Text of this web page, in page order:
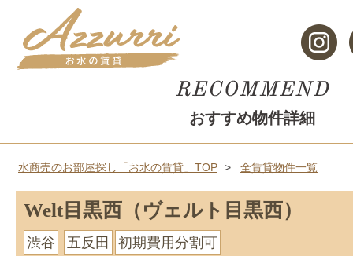
おすすめ物件詳細
水商売のお部屋探し「お水の賃貸」TOP 全賃貸物件一覧
Welt目黒西（ヴェルト目黒西）
渋谷 五反田 初期費用分割可